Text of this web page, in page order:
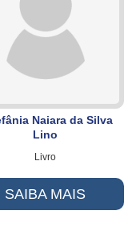
Naiara da Silva
Lino
Livro
SAIBA MAIS